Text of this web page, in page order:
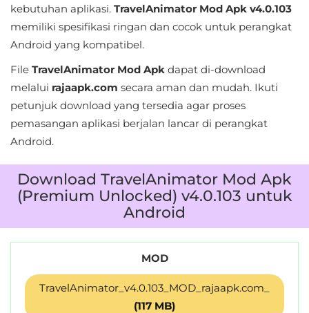
kebutuhan aplikasi. TravelAnimator Mod Apk v4.0.103
memiliki spesifikasi ringan dan cocok untuk perangkat
Android yang kompatibel.
File TravelAnimator Mod Apk dapat di-download
melalui rajaapk.com secara aman dan mudah. Ikuti
petunjuk download yang tersedia agar proses
pemasangan aplikasi berjalan lancar di perangkat
Android.
Download TravelAnimator Mod Apk
(Premium Unlocked) v4.0.103 untuk
Android
MOD
TravelAnimator_v4.0.103_MOD_rajaapk.com_
(117 MB)